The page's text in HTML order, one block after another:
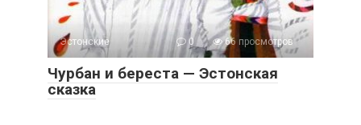
Эстонские 0 66 просмотров
Чурбан и береста — Эстонская
сказка